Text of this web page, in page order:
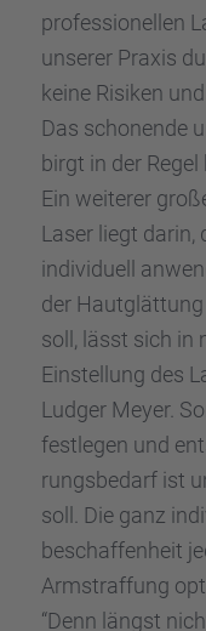
profes­sio­nel­len
unserer Praxis
keine Risiken
Das schonende
birgt in der
Ein weite­rer
Laser liegt darin,
indivi­du­ell
der
soll, lässt sich in
Einstel­lung des
Ludger Meyer.
festle­gen und
rungs­be­darf ist
soll. Die ganz
be­schaf­fen­heit
Armstraf­fung
“Denn längst